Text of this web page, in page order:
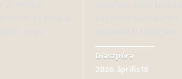
Diaszpóra
2026. április 18